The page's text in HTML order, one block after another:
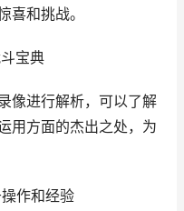
喜和挑战。
宝典
像进行解析，可以了解
用方面的杰出之处，为
作和经验